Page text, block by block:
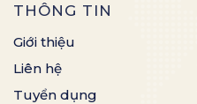
THÔNG TIN
Giới thiệu
Liên hệ
Tuyển dụng